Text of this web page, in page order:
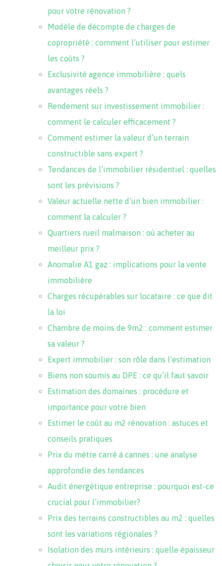
pour votre rénovation ?
Modèle de décompte de charges de
copropriété : comment l’utiliser pour estimer
les coûts ?
Exclusivité agence immobilière : quels
avantages réels ?
Rendement sur investissement immobilier :
comment le calculer efficacement ?
Comment estimer la valeur d’un terrain
constructible sans expert ?
Tendances de l’immobilier résidentiel : quelles
sont les prévisions ?
Valeur actuelle nette d’un bien immobilier :
comment la calculer ?
Quartiers rueil malmaison : où acheter au
meilleur prix ?
Anomalie A1 gaz : implications pour la vente
immobilière
Charges récupérables sur locataire : ce que dit
la loi
Chambre de moins de 9m2 : comment estimer
sa valeur ?
Expert immobilier : son rôle dans l’estimation
Biens non soumis au DPE : ce qu’il faut savoir
Estimation des domaines : procédure et
importance pour votre bien
Estimer le coût au m2 rénovation : astuces et
conseils pratiques
Prix du mètre carré à cannes : une analyse
approfondie des tendances
Audit énergétique entreprise : pourquoi est-ce
crucial pour l’immobilier?
Prix des terrains constructibles au m2 : quelles
sont les variations régionales ?
Isolation des murs intérieurs : quelle épaisseur